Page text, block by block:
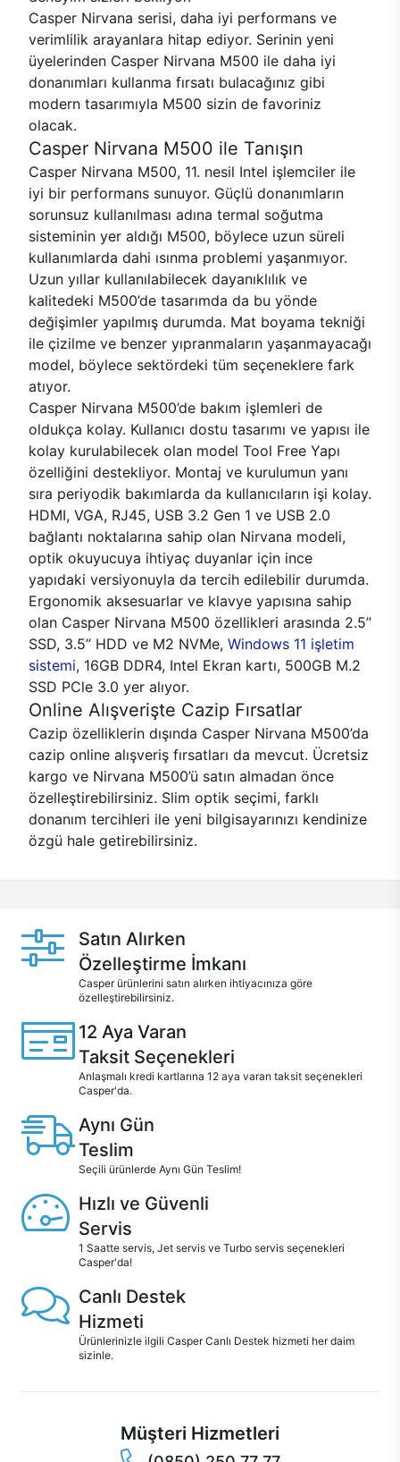
Casper Nirvana serisi, daha iyi performans ve
verimlilik arayanlara hitap ediyor. Serinin yeni
üyelerinden Casper Nirvana M500 ile daha iyi
donanımları kullanma fırsatı bulacağınız gibi
modern tasarımıyla M500 sizin de favoriniz
olacak.
Casper Nirvana M500 ile Tanışın
Casper Nirvana M500, 11. nesil Intel işlemciler ile
iyi bir performans sunuyor. Güçlü donanımların
sorunsuz kullanılması adına termal soğutma
sisteminin yer aldığı M500, böylece uzun süreli
kullanımlarda dahi ısınma problemi yaşanmıyor.
Uzun yıllar kullanılabilecek dayanıklılık ve
kalitedeki M500’de tasarımda da bu yönde
değişimler yapılmış durumda. Mat boyama tekniği
ile çizilme ve benzer yıpranmaların yaşanmayacağı
model, böylece sektördeki tüm seçeneklere fark
atıyor.
Casper Nirvana M500’de bakım işlemleri de
oldukça kolay. Kullanıcı dostu tasarımı ve yapısı ile
kolay kurulabilecek olan model Tool Free Yapı
özelliğini destekliyor. Montaj ve kurulumun yanı
sıra periyodik bakımlarda da kullanıcıların işi kolay.
HDMI, VGA, RJ45, USB 3.2 Gen 1 ve USB 2.0
bağlantı noktalarına sahip olan Nirvana modeli,
optik okuyucuya ihtiyaç duyanlar için ince
yapıdaki versiyonuyla da tercih edilebilir durumda.
Ergonomik aksesuarlar ve klavye yapısına sahip
olan Casper Nirvana M500 özellikleri arasında 2.5’’
SSD, 3.5’’ HDD ve M2 NVMe, Windows 11 işletim
sistemi, 16GB DDR4, Intel Ekran kartı, 500GB M.2
SSD PCle 3.0 yer alıyor.
Online Alışverişte Cazip Fırsatlar
Cazip özelliklerin dışında Casper Nirvana M500’da
cazip online alışveriş fırsatları da mevcut. Ücretsiz
kargo ve Nirvana M500’ü satın almadan önce
özelleştirebilirsiniz. Slim optik seçimi, farklı
donanım tercihleri ile yeni bilgisayarınızı kendinize
özgü hale getirebilirsiniz.
Satın Alırken
Özelleştirme İmkanı
Casper ürünlerini satın alırken ihtiyacınıza göre
özelleştirebilirsiniz.
12 Aya Varan
Taksit Seçenekleri
Anlaşmalı kredi kartlarına 12 aya varan taksit seçenekleri
Casper'da.
Aynı Gün
Teslim
Seçili ürünlerde Aynı Gün Teslim!
Hızlı ve Güvenli
Servis
1 Saatte servis, Jet servis ve Turbo servis seçenekleri
Casper'da!
Canlı Destek
Hizmeti
Ürünlerinizle ilgili Casper Canlı Destek hizmeti her daim
sizinle.
Müşteri Hizmetleri